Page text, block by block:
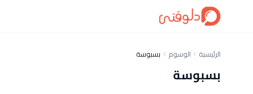
الرئيسية الوسوم بسبوسة
بسبوسة